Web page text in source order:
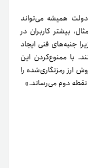
همیشه می‌تواند
بیشتر کاربران در
جنبه‌های فنی ایجاد
با ممنوع‌کردن این
ارز رمزنگاری‌شده را
نقطه دوم می‌رساند.»